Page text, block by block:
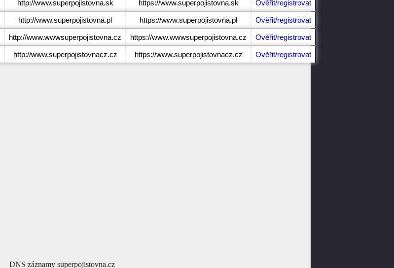
http://www.superpojistovna.sk https://www.superpojistovna.sk Ověřit/registrovat
http://www.superpojistovna.pl https://www.superpojistovna.pl Ověřit/registrovat
http://www.wwwsuperpojistovna.cz https://www.wwwsuperpojistovna.cz Ověřit/registrovat
http://www.superpojistovnacz.cz https://www.superpojistovnacz.cz Ověřit/registrovat
DNS záznamy superpojistovna.cz